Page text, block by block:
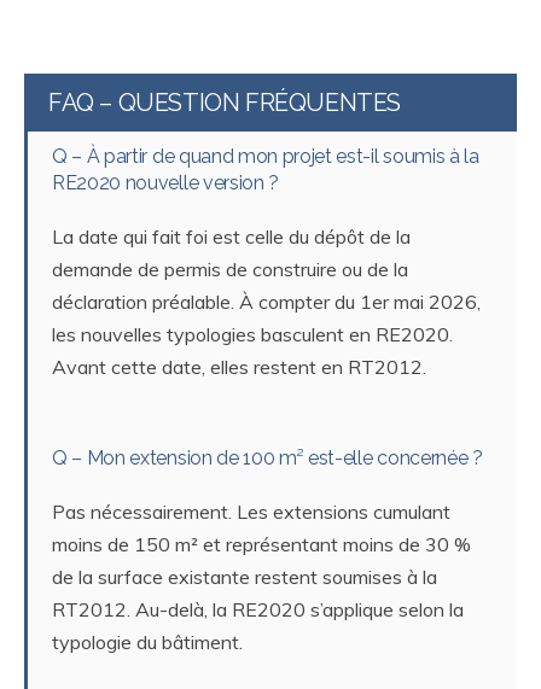
FAQ – QUESTION FRÉQUENTES
Q – À partir de quand mon projet est-il soumis à la
RE2020 nouvelle version ?
La date qui fait foi est celle du dépôt de la
demande de permis de construire ou de la
déclaration préalable. À compter du 1er mai 2026,
les nouvelles typologies basculent en RE2020.
Avant cette date, elles restent en RT2012.
Q – Mon extension de 100 m² est-elle concernée ?
Pas nécessairement. Les extensions cumulant
moins de 150 m² et représentant moins de 30 %
de la surface existante restent soumises à la
RT2012. Au-delà, la RE2020 s’applique selon la
typologie du bâtiment.